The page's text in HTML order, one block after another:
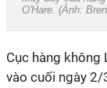
O'Hare. (Ảnh:
Cục hàng không
vào cuối ngày